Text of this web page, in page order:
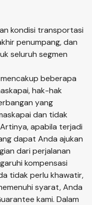
kondisi transportasi
penumpang, dan
seluruh segmen
beberapa
hak-hak
yang
dan tidak
apabila terjadi
dapat Anda ajukan
dari perjalanan
kompensasi
tidak perlu khawatir,
syarat, Anda
kami. Dalam